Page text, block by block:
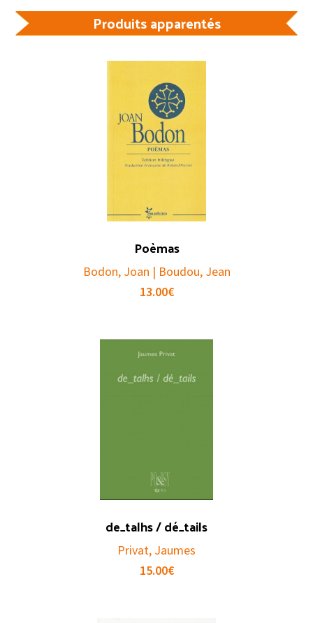
Produits apparentés
Poèmas
Bodon, Joan | Boudou, Jean
13.00€
de_talhs / dé_tails
Privat, Jaumes
15.00€